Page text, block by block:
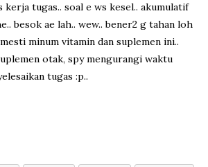
kerja tugas.. soal e ws kesel.. akumulatif
besok ae lah.. wew.. bener2 g tahan loh
minum vitamin dan suplemen ini..
otak, spy mengurangi waktu
tugas :p..